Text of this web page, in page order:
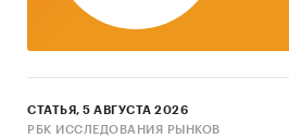
СТАТЬЯ, 5 АВГУСТА 2026
РБК ИССЛЕДОВАНИЯ РЫНКОВ